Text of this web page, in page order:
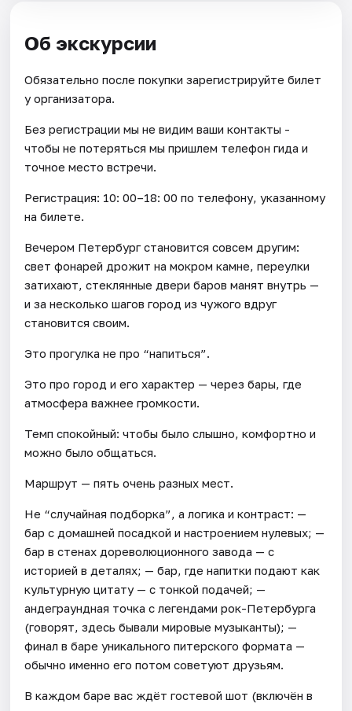
Об экскурсии
Обязательно после покупки зарегистрируйте билет
у организатора.
Без регистрации мы не видим ваши контакты -
чтобы не потеряться мы пришлем телефон гида и
точное место встречи.
Регистрация: 10: 00–18: 00 по телефону, указанному
на билете.
Вечером Петербург становится совсем другим:
свет фонарей дрожит на мокром камне, переулки
затихают, стеклянные двери баров манят внутрь —
и за несколько шагов город из чужого вдруг
становится своим.
Это прогулка не про “напиться”.
Это про город и его характер — через бары, где
атмосфера важнее громкости.
Темп спокойный: чтобы было слышно, комфортно и
можно было общаться.
Маршрут — пять очень разных мест.
Не “случайная подборка”, а логика и контраст: —
бар с домашней посадкой и настроением нулевых; —
бар в стенах дореволюционного завода — с
историей в деталях; — бар, где напитки подают как
культурную цитату — с тонкой подачей; —
андеграундная точка с легендами рок-Петербурга
(говорят, здесь бывали мировые музыканты); —
финал в баре уникального питерского формата —
обычно именно его потом советуют друзьям.
В каждом баре вас ждёт гостевой шот (включён в